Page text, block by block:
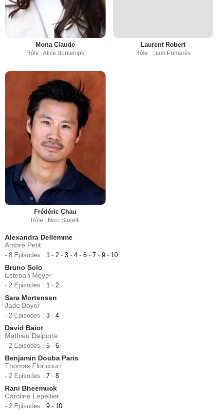
Mona Claude
Rôle : Alice Bontemps
Laurent Robert
Rôle : Liam Pomarès
Frédéric Chau
Rôle : Nico Storelli
Alexandra Dellemme
Ambre Petit
- 8 Episodes : 1 - 2 - 3 - 4 - 6 - 7 - 9 - 10
Bruno Solo
Esteban Meyer
- 2 Episodes : 1 - 2
Sara Mortensen
Jade Boyer
- 2 Episodes : 3 - 4
David Baiot
Mathieu Delporte
- 2 Episodes : 5 - 6
Benjamin Douba Paris
Thomas Floricourt
- 2 Episodes : 7 - 8
Rani Bheemuck
Caroline Lepeltier
- 2 Episodes : 9 - 10